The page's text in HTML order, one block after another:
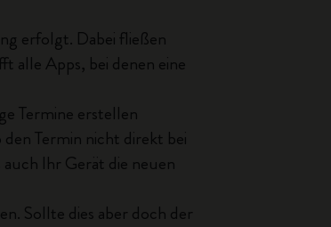
erfolgt. Dabei fließen
alle Apps, bei denen eine
Termine erstellen
Termin nicht direkt bei
Ihr Gerät die neuen
Sollte dies aber doch der